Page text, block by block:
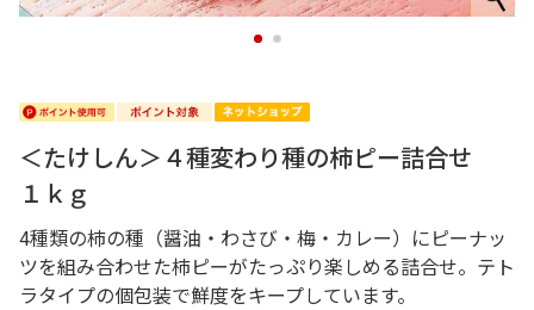
1 2
＜たけしん＞４種変わり種の柿ピー詰合せ
１ｋｇ
4種類の柿の種（醤油・わさび・梅・カレー）にピーナッ
ツを組み合わせた柿ピーがたっぷり楽しめる詰合せ。テト
ラタイプの個包装で鮮度をキープしています。